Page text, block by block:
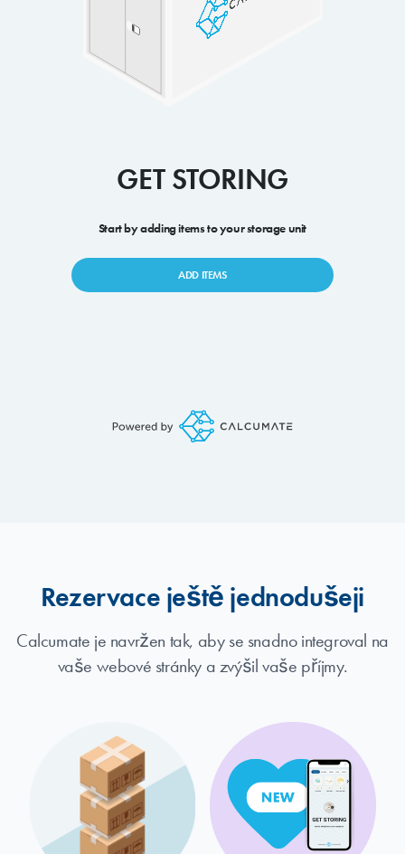
GET STORING
Start by adding items to your storage unit
ADD ITEMS
Rezervace ještě jednodušeji
Calcumate je navržen tak, aby se snadno integroval na
vaše webové stránky a zvýšil vaše příjmy.